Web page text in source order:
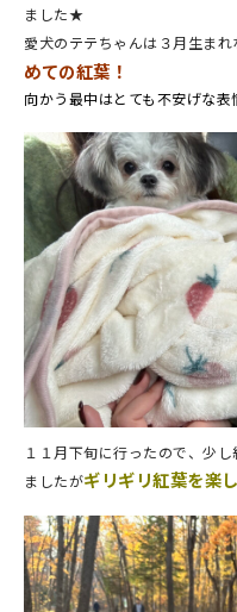
ました★
愛犬のテテちゃんは３月生まれ
めての紅葉！
向かう最中はとても不安げな
１１月下旬に行ったので、少
ましたがギリギリ紅葉を楽